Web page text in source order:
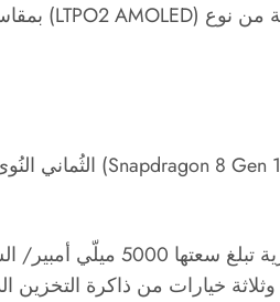
LTPO2 AMOLED
Snapdragon 8 Gen 1